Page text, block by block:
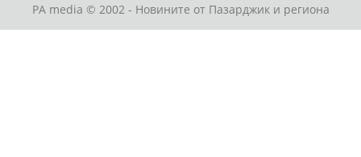
PA media © 2002 - Новините от Пазарджик и региона